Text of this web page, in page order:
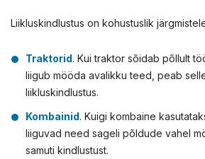
Liikluskindlustus on kohustuslik
Traktorid. Kui traktor sõidab põllult
liigub mööda avalikku teed, peab
liikluskindlustus.
Kombainid. Kuigi kombaine
liiguvad need sageli põldude vahel
samuti kindlustust.